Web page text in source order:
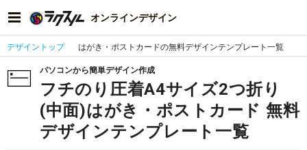
オンラインデザイン
デザイントップ はがき・ポストカードの無料デザインテンプレート一覧
パソコンから簡単デザイン作成
フチのり圧着A4サイズ2つ折り
(中面)はがき・ポストカード 無料
デザインテンプレート一覧